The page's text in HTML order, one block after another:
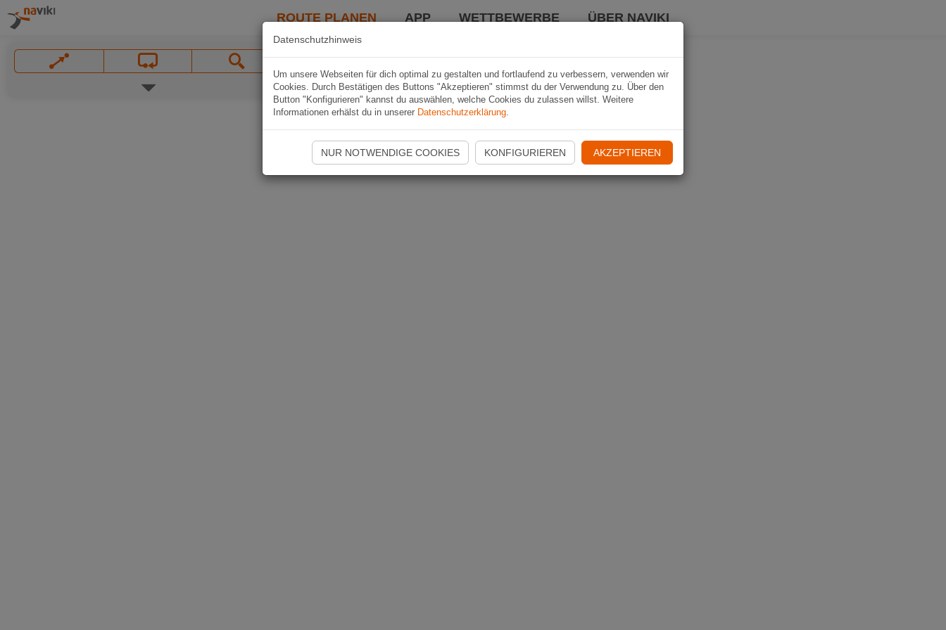
ROUTE PLANEN APP WETTBEWERBE ÜBER NAVIKI
Datenschutzhinweis
Um unsere Webseiten für dich optimal zu gestalten und fortlaufend zu verbessern, verwenden wir
Cookies. Durch Bestätigen des Buttons "Akzeptieren" stimmst du der Verwendung zu. Über den
Button "Konfigurieren" kannst du auswählen, welche Cookies du zulassen willst. Weitere
Informationen erhälst du in unserer Datenschutzerklärung.
NUR NOTWENDIGE COOKIES KONFIGURIEREN AKZEPTIEREN